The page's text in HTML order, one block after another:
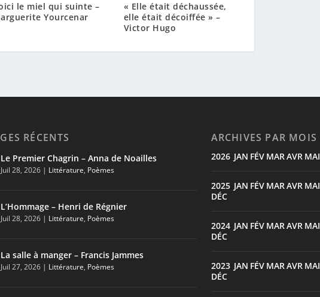
le miel qui suinte –
Yourcenar
« Elle était déchaussée,
elle était décoiffée » –
Victor Hugo
RÉCENTS
Le Premier Chagrin – Anna de Noailles
Juil 28, 2026 | Littérature, Poèmes
L’Hommage – Henri de Régnier
Juil 28, 2026 | Littérature, Poèmes
La salle à manger – Francis Jammes
Juil 27, 2026 | Littérature, Poèmes
ARCHIVES PAR MOIS
2026: JAN FÉV MARAVR MAI
2025: JAN FÉV MARAVR MAI
DÉC
2024: JAN FÉV MARAVR MAI
DÉC
2023: JAN FÉV MARAVR MAI
DÉC